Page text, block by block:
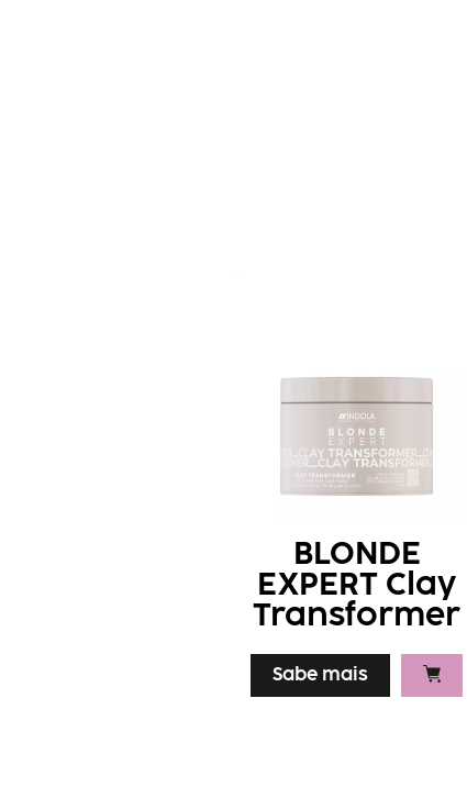
BLONDE
EXPERT Clay
Transformer
Sabe mais